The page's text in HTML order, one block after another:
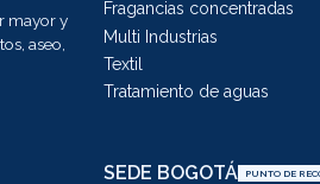
mayor y
aseo,
Fragancias concentradas
Multi Industrias
Textil
Tratamiento de aguas
SEDE BOGOTÁ PUNTO DE